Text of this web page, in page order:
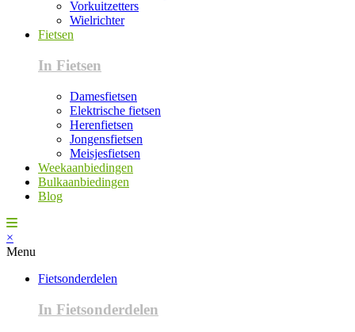
Vorkuitzetters
Wielrichter
Fietsen
In Fietsen
Damesfietsen
Elektrische fietsen
Herenfietsen
Jongensfietsen
Meisjesfietsen
Weekaanbiedingen
Bulkaanbiedingen
Blog
×
Menu
Fietsonderdelen
In Fietsonderdelen